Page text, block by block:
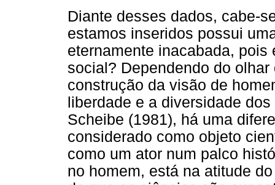
Diante desses dados, cabe-
estamos inseridos possui
eternamente inacabada,
social? Dependendo do
construção da visão de
liberdade e a diversidade
Scheibe (1981), há uma
considerado como objeto
como um ator num palco
no homem, está na atitude